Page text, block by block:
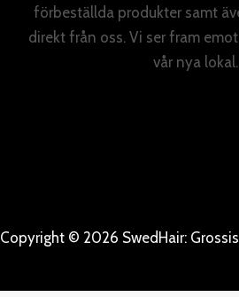
förbeställda produkter samt
direkt från oss. Vi ser fram
vår nya lokal.
Copyright © 2026 SwedHair: